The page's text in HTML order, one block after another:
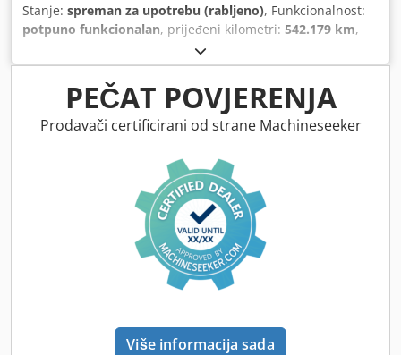
Stanje: spreman za upotrebu (rabljeno), Funkcionalnost:
potpuno funkcionalan, prijeđeni kilometri: 542.179 km,
, vrsta goriva:
osovina:8x4, gorivo:dizel, kočnice:kočenje motorom,
vozačeva kabina:dnevna kabina, vrsta prijenosa:
mehanički , emisijska klasa:Euro 5 , ovjes:čelik
, Godina
proizvodnje:2007,
PEČAT POVJERENJA
Prodavači certificirani od strane Machineseeker
Više informacija sada